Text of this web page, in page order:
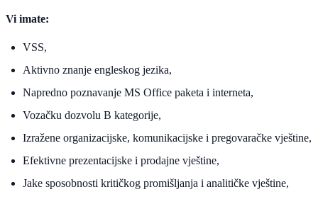
Vi imate:
VSS,
Aktivno znanje engleskog jezika,
Napredno poznavanje MS Office paketa i interneta,
Vozačku dozvolu B kategorije,
Izražene organizacijske, komunikacijske i pregovaračke vještine,
Efektivne prezentacijske i prodajne vještine,
Jake sposobnosti kritičkog promišljanja i analitičke vještine,